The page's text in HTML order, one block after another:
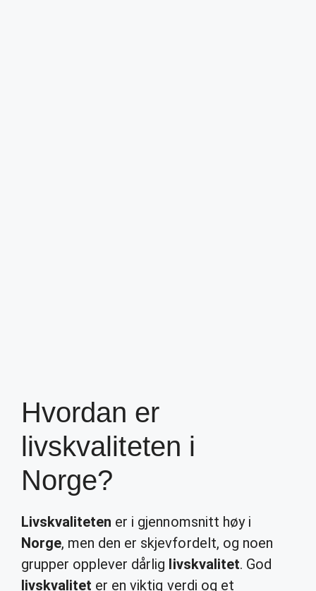
Hvordan er
livskvaliteten i
Norge?
Livskvaliteten er i gjennomsnitt høy i
Norge, men den er skjevfordelt, og noen
grupper opplever dårlig livskvalitet. God
livskvalitet er en viktig verdi og et